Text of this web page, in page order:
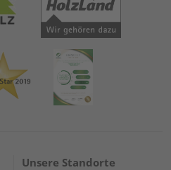
Unsere Standorte